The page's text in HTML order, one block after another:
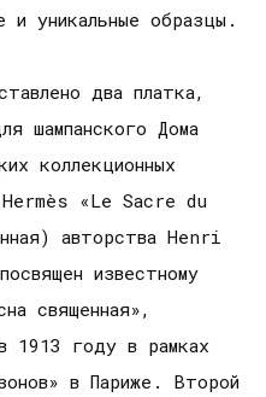
и уникальные образцы.
два платка,
шампанского Дома
коллекционных
«Le Sacre du
авторства Henri
известному
священная»,
1913 году в рамках
в Париже. Второй